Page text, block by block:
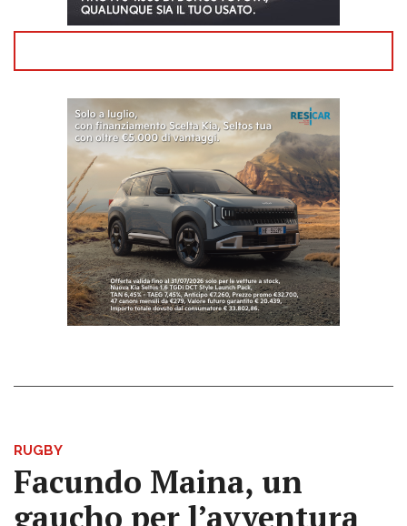
RUGBY
Facundo Maina, un
gaucho per l’avventura